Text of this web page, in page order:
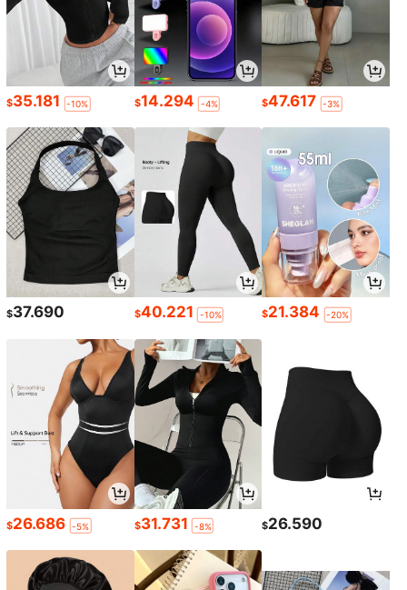
$35.181 -10% $14.294 -4% $47.617 -3%
$37.690 $40.221 -10% $21.384 -20%
$26.686 -5% $31.731 -8% $26.590